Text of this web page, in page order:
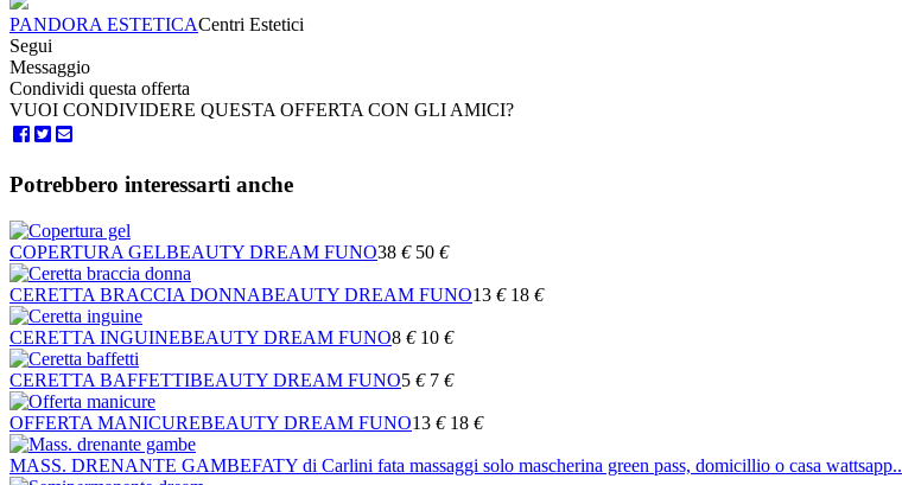
PANDORA ESTETICACentri Estetici
Segui
Messaggio
Condividi questa offerta
VUOI CONDIVIDERE QUESTA OFFERTA CON GLI AMICI?
Potrebbero interessarti anche
COPERTURA GELBEAUTY DREAM FUNO38 € 50 €
CERETTA BRACCIA DONNABEAUTY DREAM FUNO13 € 18 €
CERETTA INGUINEBEAUTY DREAM FUNO8 € 10 €
CERETTA BAFFETTIBEAUTY DREAM FUNO5 € 7 €
OFFERTA MANICUREBEAUTY DREAM FUNO13 € 18 €
MASS. DRENANTE GAMBEFATY di Carlini fata massaggi solo mascherina green pass, domicillio o casa wattsapp..